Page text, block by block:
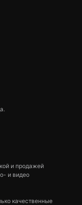
и продажей
и видео
качественные